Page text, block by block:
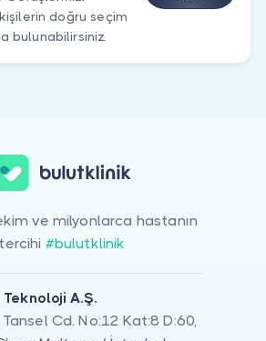
doğru seçim
bulunabilirsiniz.
ve milyonlarca hastanın
tercihi #bulutklinik
A.Ş.
Cd. No:12 Kat:8 D:60,